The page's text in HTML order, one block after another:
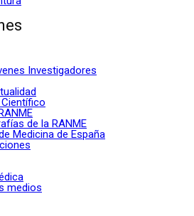
Investigadores
de la RANME
Medicina de España
medios